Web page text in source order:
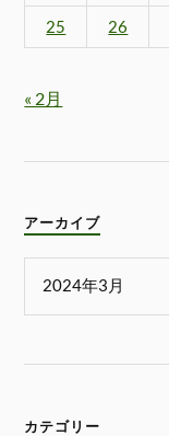
25 26
« 2月
アーカイブ
カテゴリー